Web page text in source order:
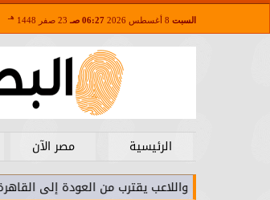
السبت 06:27 صـ 23 صفر 1448 هـ
الرئيسية مصر الآن
موعد واللاعب يقترب من العودة إلى القاهرة